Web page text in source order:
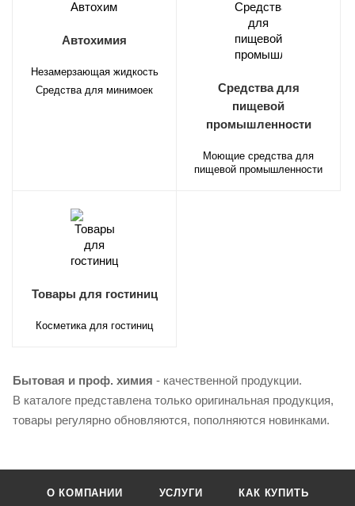
Автохимия
Незамерзающая жидкость
Средства для минимоек
Средства для
пищевой
промышленности
Моющие средства для
пищевой промышленности
Товары для гостиниц
Косметика для гостиниц
Бытовая и проф. химия - качественной продукции.
В каталоге представлена только оригинальная продукция,
товары регулярно обновляются, пополняются новинками.
О КОМПАНИИ УСЛУГИ КАК КУПИТЬ